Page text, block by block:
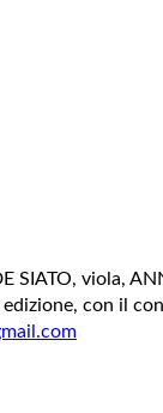
SIATO, viola,
edizione, con il